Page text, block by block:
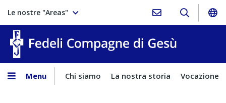
Le nostre "Areas"
Menu Chi siamo La nostra storia Vocazione